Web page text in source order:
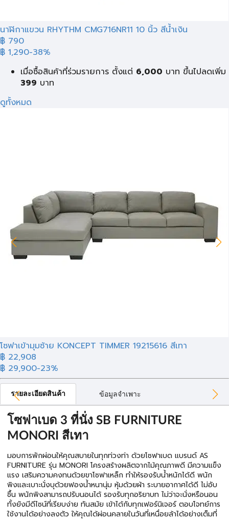
นาฬิกาแขวน RHYTHM CMG716NR11 10 นิ้ว สีน้ำเงิน
฿ 790
฿ 1,290-38%
เมื่อซื้อสินค้าที่ร่วมรายการ ตั้งแต่ 6,000 บาท ขึ้นไปลดเพิ่ม
399 บาท
ดูทั้งหมด
โซฟาเข้ามุมซ้าย KONCEPT TIMMER 19215616 สีเทา
฿ 22,908
฿ 29,900-23%
รายละเอียดสินค้า ข้อมูลจำเพาะ
โซฟาเบด 3 ที่นั่ง SB FURNITURE
MONORI สีเทา
มอบการพักผ่อนให้คุณสบายในทุกท่วงท่า ด้วยโซฟาเบด แบรนด์ AS
FURNITURE รุ่น MONORI โครงสร้างผลิตจากไม้คุณภาพดี มีความแข็ง
แรง เสริมความคงทนด้วยขาโซฟาเหล็ก ทำให้รองรับน้ำหนักได้ดี พนัก
พิงและเบาะนั่งบุด้วยฟองน้ำหนานุ่ม หุ้มด้วยผ้า ระบายอากาศได้ดี ไม่อับ
ชื้น พนักพิงสามารถปรับนอนได้ รองรับทุกอริยาบท ไม่ว่าจะนั่งหรือนอน
ทั้งยังมีดีไซน์ที่เรียบง่าย ทันสมัย เข้าได้กับทุกเฟอร์นิเจอร์ ตอบโจทย์การ
ใช้งานได้อย่างลงตัว ให้คุณได้ผ่อนคลายในวันที่เหนื่อยล้าได้อย่างเต็มที่